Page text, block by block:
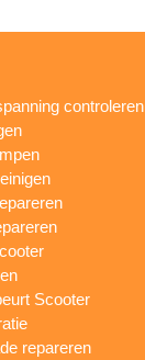
controleren
Scooter
repareren